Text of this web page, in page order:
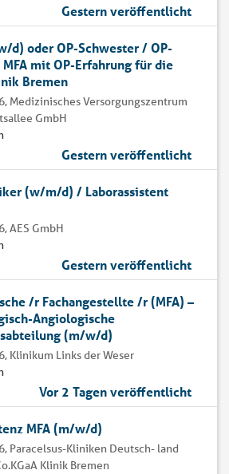
Gestern veröffentlicht
d) oder OP-Schwester / OP-
mit OP-Erfahrung für die
Bremen
Medizinisches Versorgungszentrum
GmbH
Gestern veröffentlicht
(w/m/d) / Laborassistent
AES GmbH
Gestern veröffentlicht
/r Fachangestellte /r (MFA) –
Angiologische
(m/w/d)
Klinikum Links der Weser
Vor 2 Tagen veröffentlicht
MFA (m/w/d)
Paracelsus-Kliniken Deutsch- land
Klinik Bremen